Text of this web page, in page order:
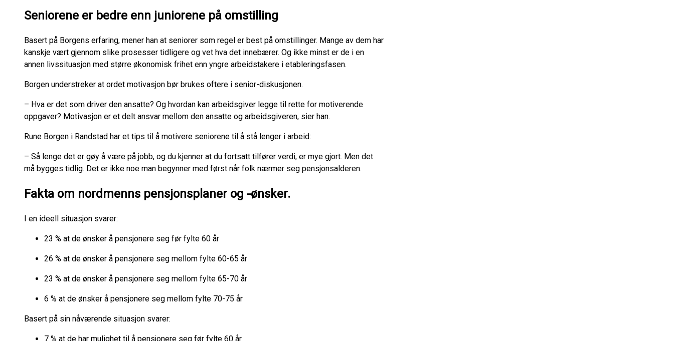
Seniorene er bedre enn juniorene på omstilling
Basert på Borgens erfaring, mener han at seniorer som regel er best på omstillinger. Mange av dem har
kanskje vært gjennom slike prosesser tidligere og vet hva det innebærer. Og ikke minst er de i en
annen livssituasjon med større økonomisk frihet enn yngre arbeidstakere i etableringsfasen.
Borgen understreker at ordet motivasjon bør brukes oftere i senior-diskusjonen.
– Hva er det som driver den ansatte? Og hvordan kan arbeidsgiver legge til rette for motiverende
oppgaver? Motivasjon er et delt ansvar mellom den ansatte og arbeidsgiveren, sier han.
Rune Borgen i Randstad har et tips til å motivere seniorene til å stå lenger i arbeid:
– Så lenge det er gøy å være på jobb, og du kjenner at du fortsatt tilfører verdi, er mye gjort. Men det
må bygges tidlig. Det er ikke noe man begynner med først når folk nærmer seg pensjonsalderen.
Fakta om nordmenns pensjonsplaner og -ønsker.
I en ideell situasjon svarer:
23 % at de ønsker å pensjonere seg før fylte 60 år
26 % at de ønsker å pensjonere seg mellom fylte 60-65 år
23 % at de ønsker å pensjonere seg mellom fylte 65-70 år
6 % at de ønsker å pensjonere seg mellom fylte 70-75 år
Basert på sin nåværende situasjon svarer:
7 % at de har mulighet til å pensjonere seg før fylte 60 år